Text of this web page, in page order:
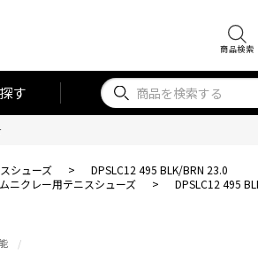
商品検索
す
シューズ >
DPSLC12 495 BLK/BRN 23.0
ニクレー用テニスシューズ > DPSLC12 495